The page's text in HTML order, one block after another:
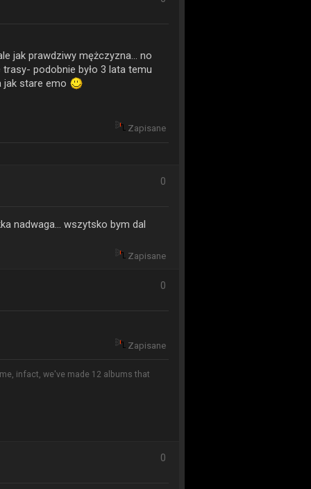
jak prawdziwy mężczyzna... no
podobnie było 3 lata temu
jak stare emo
Zapisane
0
nadwaga... wszytsko bym dal
Zapisane
0
Zapisane
infact, we've made 12 albums that
0